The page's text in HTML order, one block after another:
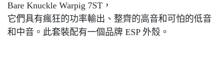
Bare Knuckle Warpig 7ST，
它們具有瘋狂的功率輸出、整齊的高音和可怕的低音
和中音。此套裝配有一個品牌 ESP 外殼。